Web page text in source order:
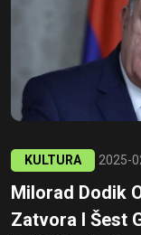
KULTURA 2025-
Milorad Dodik
Zatvora I Šest